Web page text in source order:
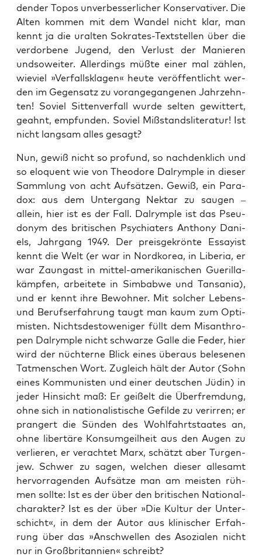
den­der Topos unver­bes­ser­li­cher Kon­ser­va­ti­ver. Die
Alten kom­men mit dem Wan­del nicht klar, man
kennt ja die uralten Sokra­tes-Text­stel­len über die
ver­dor­be­ne Jugend, den Ver­lust der Manie­ren
und­so­wei­ter. Aller­dings müß­te einer mal zäh­len,
wie­viel »Ver­falls­kla­gen« heu­te ver­öf­fent­licht wer­
den im Gegen­satz zu vor­an­ge­gan­ge­nen Jahr­zehn­
ten! Soviel Sit­ten­ver­fall wur­de sel­ten gewit­tert,
geahnt, emp­fun­den. Soviel Miß­stands­li­te­ra­tur! Ist
nicht lang­sam alles gesagt?
Nun, gewiß nicht so pro­fund, so nach­denk­lich und
so elo­quent wie von Theo­do­re Dal­rym­p­le in die­ser
Samm­lung von acht Auf­sät­zen. Gewiß, ein Para­
dox: aus dem Unter­gang Nek­tar zu sau­gen –
allein, hier ist es der Fall. Dal­rym­p­le ist das Pseu-
donym des bri­ti­schen Psych­ia­ters Antho­ny Dani­
els, Jahr­gang 1949. Der preis­ge­krön­te Essay­ist
kennt die Welt (er war in Nord­ko­rea, in Libe­ria, er
war Zaun­gast in mit­tel-ame­ri­ka­ni­schen Gue­ril­la­
kämp­fen, arbei­te­te in Sim­bab­we und Tan­sa­nia),
und er kennt ihre Bewoh­ner. Mit sol­cher Lebens-
und Berufs­er­fah­rung taugt man kaum zum Opti­
mis­ten. Nichts­des­to­we­ni­ger füllt dem Mis­an­thro­
pen Dal­rym­p­le nicht schwar­ze Gal­le die Feder, hier
wird der nüch­ter­ne Blick eines über­aus bele­se­nen
Tat­men­schen Wort. Zugleich hält der Autor (Sohn
eines Kom­mu­nis­ten und einer deut­schen Jüdin) in
jeder Hin­sicht maß: Er gei­ßelt die Über­frem­dung,
ohne sich in natio­na­lis­ti­sche Gefil­de zu ver­ir­ren; er
pran­gert die Sün­den des Wohl­fahrt­staa­tes an,
ohne liber­tä­re Kon­sum­geil­heit aus den Augen zu
ver­lie­ren, er ver­ach­tet Marx, schätzt aber Tur­gen­
jew. Schwer zu sagen, wel­chen die­ser alle­samt
her­vor­ra­gen­den Auf­sät­ze man am meis­ten rüh­
men soll­te: Ist es der über den bri­ti­schen Natio­nal­
cha­rak­ter? Ist es der über »Die Kul­tur der Unter­
schicht«, in dem der Autor aus kli­ni­scher Erfah­
rung über das »Anschwel­len des Aso­zia­len nicht
nur in Groß­bri­tan­ni­en« schreibt?